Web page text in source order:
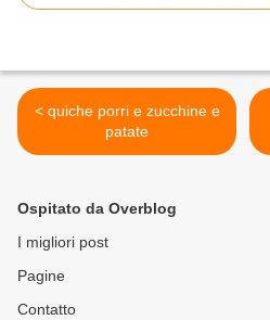
< quiche porri e zucchine e
patate
Ospitato da Overblog
I migliori post
Pagine
Contatto